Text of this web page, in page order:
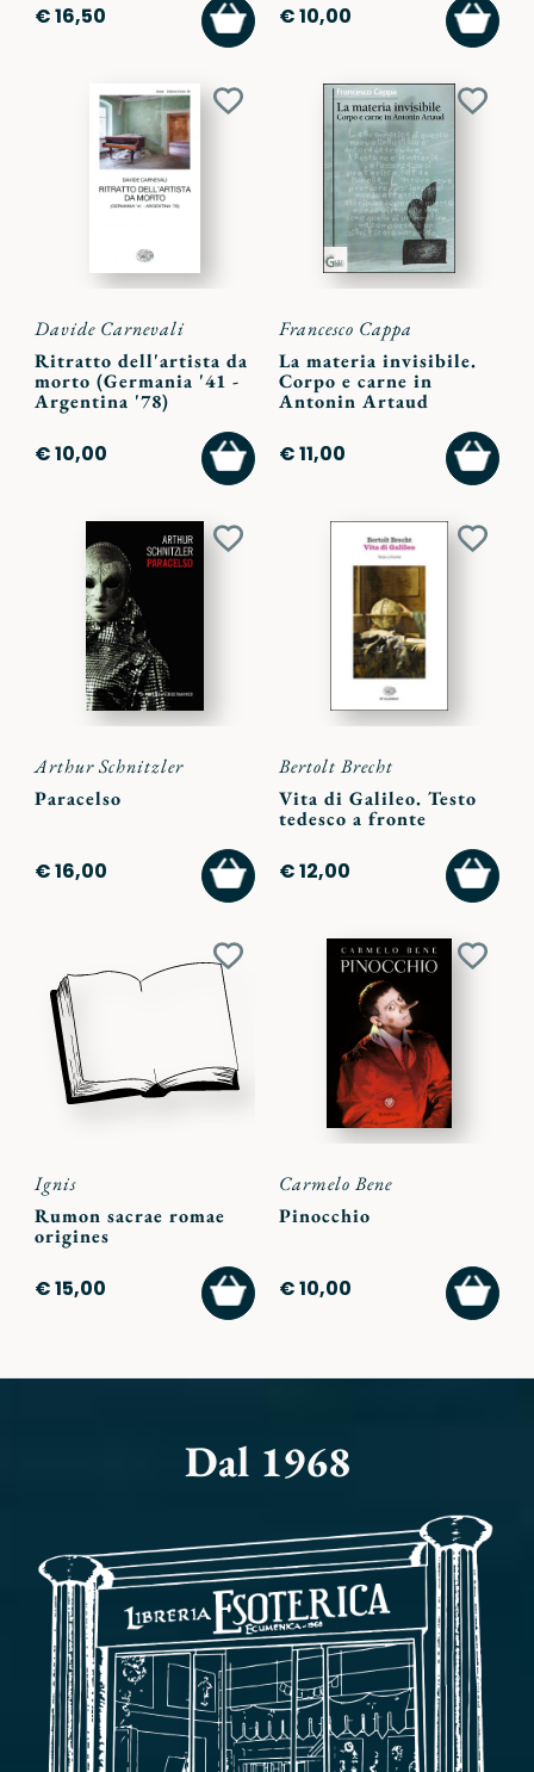
€ 16,50
AGGIUNGI
AL
CARRELLO
€ 10,00
AL
Aggiungi
Davide Carnevali
Ritratto dell'artista da
morto (Germania '41 -
Argentina '78)
€ 10,00
AGGIUNGI
AL
CARRELLO
Francesco Cappa
La materia invisibile.
Corpo e carne in
Antonin Artaud
€ 11,00
AL
Aggiungi
Arthur Schnitzler
Paracelso
€ 16,00
AGGIUNGI
AL
CARRELLO
Bertolt Brecht
Vita di Galileo. Testo
tedesco a fronte
€ 12,00
AL
Aggiungi
ai
preferiti
Ignis
Rumon sacrae romae
origines
€ 15,00
AGGIUNGI
AL
CARRELLO
Carmelo Bene
Pinocchio
€ 10,00
AL
Dal 1968